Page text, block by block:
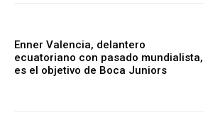
Enner Valencia, delantero
ecuatoriano con pasado mundialista,
es el objetivo de Boca Juniors